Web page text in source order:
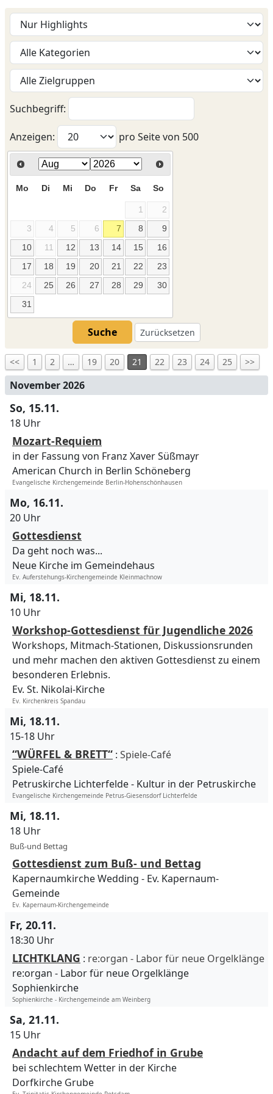
Suchbegriff:
Anzeigen: pro Seite von 500
Mo Di Mi Do Fr Sa So
1
2
3
4 5 6 7 8
9
10
11 12 13 14 15
16
17
18 19 20 21 22
23
24
25 26 27 28 29
30
31
Suche Zurücksetzen
<< 1 2 … 19 20 21 22 23 24 25 >>
November 2026
So, 15.11.
18 Uhr
Mozart-Requiem
in der Fassung von Franz Xaver Süßmayr
American Church in Berlin Schöneberg
Evangelische Kirchengemeinde Berlin-Hohenschönhausen
Mo, 16.11.
20 Uhr
Gottesdienst
Da geht noch was...
Neue Kirche im Gemeindehaus
Ev. Auferstehungs-Kirchengemeinde Kleinmachnow
Mi, 18.11.
10 Uhr
Workshop-Gottesdienst für Jugendliche 2026
Workshops, Mitmach-Stationen, Diskussionsrunden
und mehr machen den aktiven Gottesdienst zu einem
besonderen Erlebnis.
Ev. St. Nikolai-Kirche
Ev. Kirchenkreis Spandau
Mi, 18.11.
15-18 Uhr
“WÜRFEL & BRETT“ : Spiele-Café
Spiele-Café
Petruskirche Lichterfelde
Kultur in der Petruskirche
Evangelische Kirchengemeinde Petrus-Giesensdorf Lichterfelde
Mi, 18.11.
18 Uhr
Buß-und Bettag
Gottesdienst zum Buß- und Bettag
Kapernaumkirche Wedding
Ev. Kapernaum-
Gemeinde
Ev. Kapernaum-Kirchengemeinde
Fr, 20.11.
18:30 Uhr
LICHTKLANG : re:organ - Labor für neue Orgelklänge
re:organ - Labor für neue Orgelklänge
Sophienkirche
Sophienkirche - Kirchengemeinde am Weinberg
Sa, 21.11.
15 Uhr
Andacht auf dem Friedhof in Grube
bei schlechtem Wetter in der Kirche
Dorfkirche Grube